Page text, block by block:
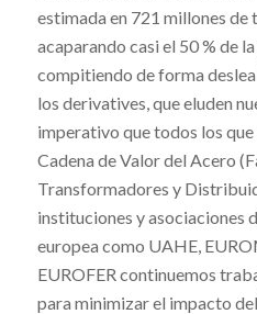
estimada en 721 millones de
acaparando casi el 50 % de
compitiendo de forma
los derivatives, que eluden
imperativo que todos los
Cadena de Valor del Acero
Transformadores y
instituciones y asociaciones
europea como UAHE,
EUROFER continuemos
para minimizar el impacto